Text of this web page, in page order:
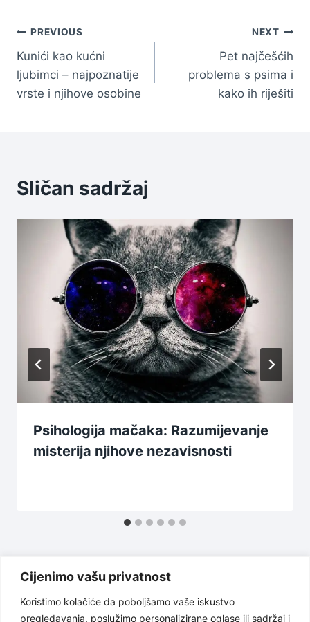
Cijenimo vašu privatnost
Koristimo kolačiće da poboljšamo vaše iskustvo
pregledavanja, poslužimo personalizirane oglase ili sadržaj i
Navigacija
članaka
PREVIOUS
Kunići kao kućni
ljubimci – najpoznatije
vrste i njihove osobine
NEXT
Pet najčešćih
problema s psima i
kako ih riješiti
Sličan sadržaj
Psihologija mačaka: Razumijevanje
misterija njihove nezavisnosti